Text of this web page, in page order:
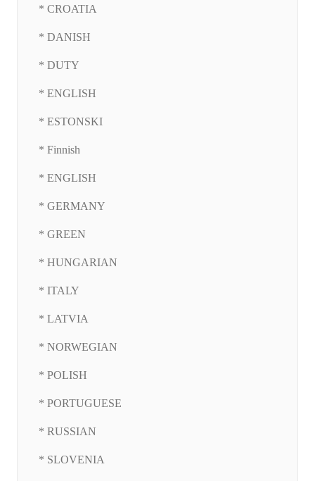
* CROATIA
* DANISH
* DUTY
* ENGLISH
* ESTONSKI
* Finnish
* ENGLISH
* GERMANY
* GREEN
* HUNGARIAN
* ITALY
* LATVIA
* NORWEGIAN
* POLISH
* PORTUGUESE
* RUSSIAN
* SLOVENIA